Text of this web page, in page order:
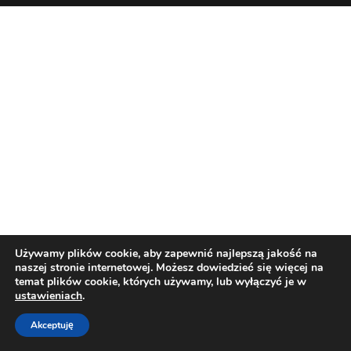
Używamy plików cookie, aby zapewnić najlepszą jakość na
naszej stronie internetowej. Możesz dowiedzieć się więcej na
temat plików cookie, których używamy, lub wyłączyć je w
ustawieniach.
Akceptuję